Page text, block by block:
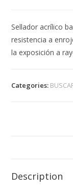
Sellador acrílico
resistencia a
la exposición a
Categories:
Description